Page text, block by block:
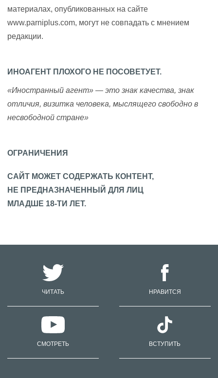
материалах, опубликованных на сайте
www.parniplus.com, могут не совпадать с мнением
редакции.
ИНОАГЕНТ ПЛОХОГО НЕ ПОСОВЕТУЕТ.
«Иностранный агент» — это знак качества, знак
отличия, визитка человека, мыслящего свободно в
несвободной стране»
ОГРАНИЧЕНИЯ
САЙТ МОЖЕТ СОДЕРЖАТЬ КОНТЕНТ,
НЕ ПРЕДНАЗНАЧЕННЫЙ ДЛЯ ЛИЦ
МЛАДШЕ 18-ТИ ЛЕТ.
ЧИТАТЬ НРАВИТСЯ
СМОТРЕТЬ ВСТУПИТЬ